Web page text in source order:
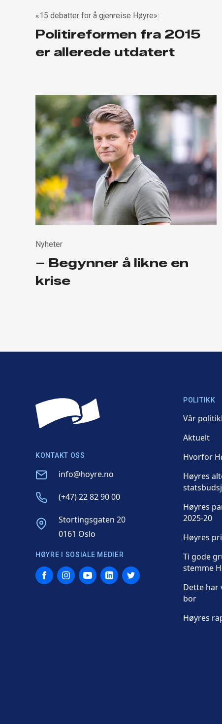
«15 debatter for å gjenreise Høyre»:
Politireformen fra 2015
er allerede utdatert
Nyheter
– Begynner å likne en
krise
KONTAKT OSS
Email info@hoyre.no
Phone(+47) 22 82 90 00
AddressStortingsgaten 20
0161 Oslo
HØYRE I SOSIALE MEDIER
FacebookInstagramYouTubeLinkedInTwitter
POLITIKK
Vår
Aktuelt
Hvorfor
Høyres
Høyres
2025-20
Høyres
Ti gode
stemme
Dette har
bor
Høyres